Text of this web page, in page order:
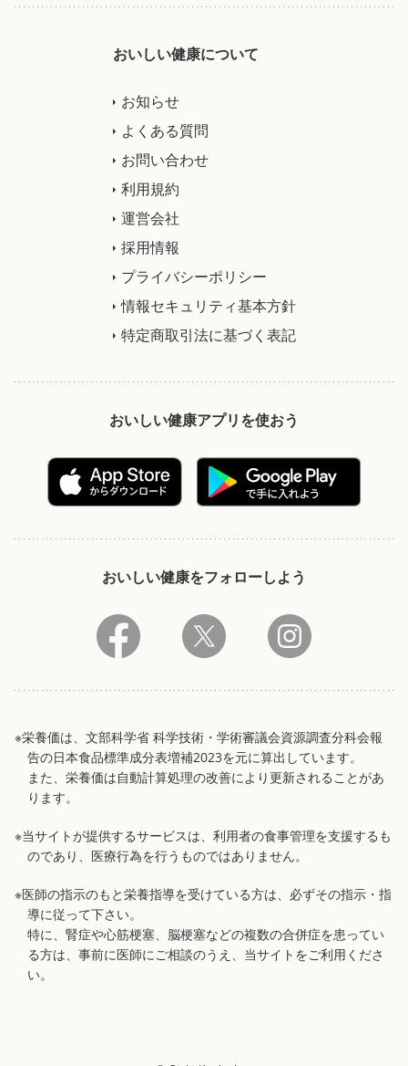
おいしい健康について
お知らせ
よくある質問
お問い合わせ
利用規約
運営会社
採用情報
プライバシーポリシー
情報セキュリティ基本方針
特定商取引法に基づく表記
おいしい健康アプリを使おう
おいしい健康をフォローしよう
※栄養価は、文部科学省 科学技術・学術審議会資源調査分科会報
告の日本食品標準成分表増補2023を元に算出しています。
また、栄養価は自動計算処理の改善により更新されることがあ
ります。
※当サイトが提供するサービスは、利用者の食事管理を支援するも
のであり、医療行為を行うものではありません。
※医師の指示のもと栄養指導を受けている方は、必ずその指示・指
導に従って下さい。
特に、腎症や心筋梗塞、脳梗塞などの複数の合併症を患ってい
る方は、事前に医師にご相談のうえ、当サイトをご利用くださ
い。